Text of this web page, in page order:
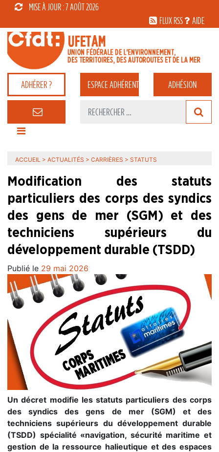
MISE À JOUR : 7 AOÛT 2026
FLUX RSS
AIDE
ADHÉRER ? ESPACEADHÉRENT ADHÉSION
ACCUEIL > ACTUALITÉS > CARRIÈRES > STATUTS
Modification des statuts
particuliers des corps des syndics
des gens de mer (SGM) et des
techniciens supérieurs du
développement durable (TSDD)
Publié le 29 mai 2026
Un décret modifie les statuts particuliers des corps
des syndics des gens de mer (SGM) et des
techniciens supérieurs du développement durable
(TSDD) spécialité «navigation, sécurité maritime et
gestion de la ressource halieutique et des espaces